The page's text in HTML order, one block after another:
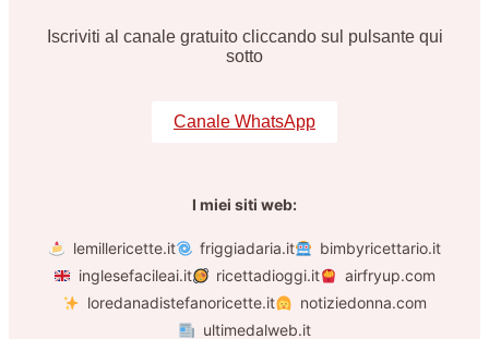
Iscriviti al canale gratuito cliccando sul pulsante qui
sotto
Canale WhatsApp
I miei siti web:
lemillericette.it friggiadaria.it
bimbyricettario.it
inglesefacileai.it
ricettadioggi.it
airfryup.com
loredanadistefanoricette.it
notiziedonna.com
ultimedalweb.it